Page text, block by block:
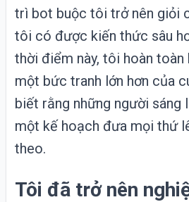
trì bot buộc tôi trở nên giỏi
tôi có được kiến thức sâu
thời điểm này, tôi hoàn
một bức tranh lớn hơn của
biết rằng những người sáng
một kế hoạch đưa mọi thứ
theo.
Tôi đã trở nên